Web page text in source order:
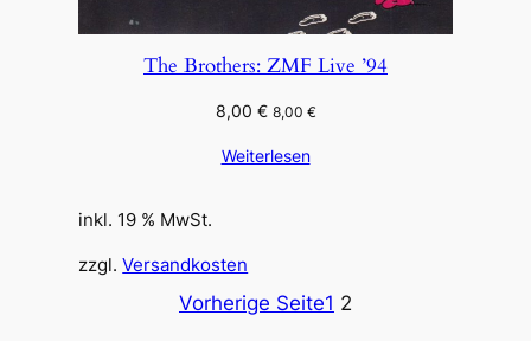
The Brothers: ZMF Live ’94
8,00 € 8,00 €
Weiterlesen
inkl. 19 % MwSt.
zzgl.Versandkosten
Vorherige Seite1 2